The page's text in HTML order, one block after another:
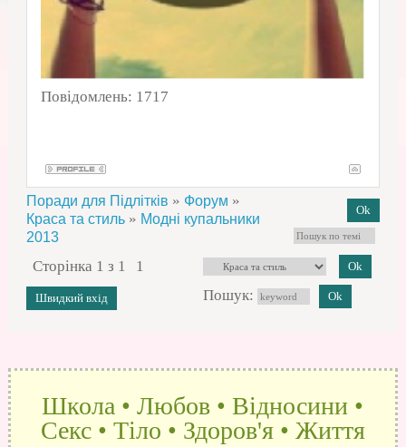
Повідомлень: 1717
Поради для Підлітків » Форум »
Краса та стиль » Модні купальники
2013
Сторінка 1 з 1
1
Пошук:
Школа • Любов • Відносини •
Секс • Тіло • Здоров'я • Життя